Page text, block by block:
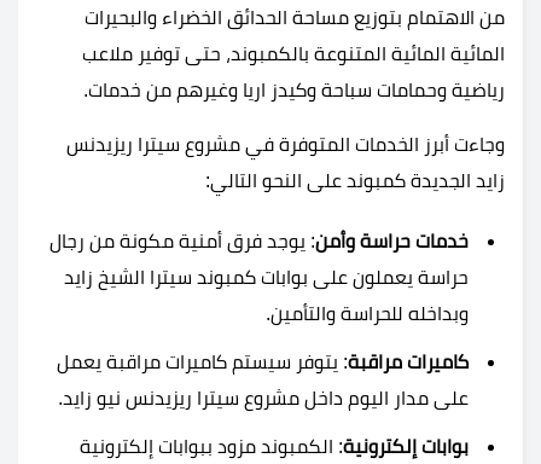
من الاهتمام بتوزيع مساحة الحدائق الخضراء والبحيرات
المائية المائية المتنوعة بالكمبوند، حتى توفير ملاعب
رياضية وحمامات سباحة وكيدز اريا وغيرهم من خدمات.
وجاءت أبرز الخدمات المتوفرة في مشروع سيترا ريزيدنس
زايد الجديدة كمبوند على النحو التالي:
خدمات حراسة وأمن: يوجد فرق أمنية مكونة من رجال
حراسة يعملون على بوابات كمبوند سيترا الشيخ زايد
وبداخله للحراسة والتأمين.
كاميرات مراقبة: يتوفر سيستم كاميرات مراقبة يعمل
على مدار اليوم داخل مشروع سيترا ريزيدنس نيو زايد.
بوابات إلكترونية: الكمبوند مزود ببوابات إلكترونية